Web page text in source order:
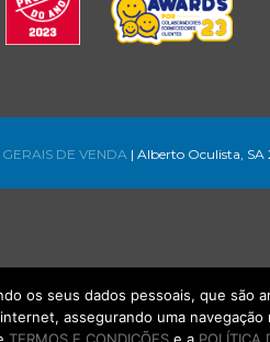
DE VENDA | Alberto Oculista, SA
os seus dados pessoais, que são
assegurando uma